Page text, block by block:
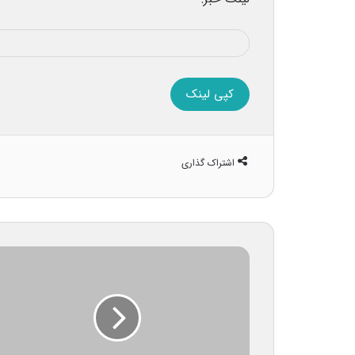
کپی لینک
اشتراک گذاری